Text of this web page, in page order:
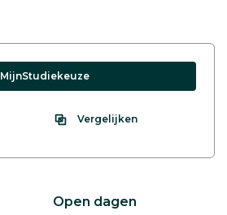
MijnStudiekeuze
Vergelijken
Open dagen